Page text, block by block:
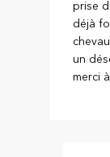
prise
déjà
un
merci